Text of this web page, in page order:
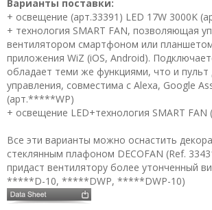
Варианты поставки:
+ освещение (арт.33391) LED 17W 3000K
+ технология SMART FAN, позволяющая
вентилятором смартфоном или
приложения WiZ (iOS, Android).
обладает теми же функциями, что и пульт
управления, совместима с Alexa, Google
(арт.*****WP)
+ освещение LED+технология SMART
Все эти варианты можно оснастить
стеклянным плафоном DECOFAN (Ref.
придаст вентилятору более утонченный
*****D-10, *****DWP, *****DWP-10)